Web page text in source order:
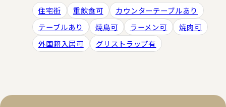
住宅街 重飲食可
カウンターテーブルあり
テーブルあり
焼鳥可 ラーメン可
焼肉可
外国籍入居可
グリストラップ有